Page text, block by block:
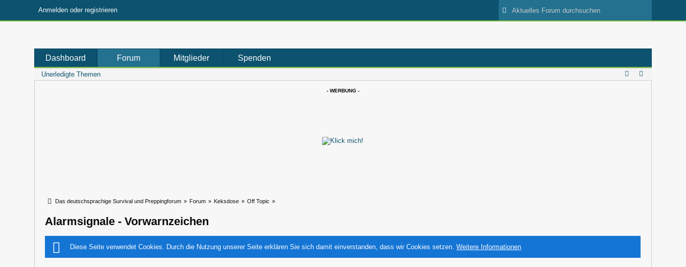
Anmelden oder registrieren
Dashboard Forum Mitglieder Spenden
Unerledigte Themen
- WERBUNG -
Das deutschsprachige Survival und Preppingforum » Forum » Keksdose » Off Topic »
Alarmsignale - Vorwarnzeichen
Diese Seite verwendet Cookies. Durch die Nutzung unserer Seite erklären Sie sich damit einverstanden, dass wir Cookies setzen.Weitere Informationen